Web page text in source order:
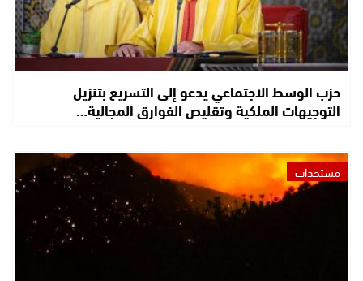
حزب الوسط الاجتماعي يدعو إلى التسريع بتنزيل
التوجيهات الملكية وتقليص الفوارق المجالية…
مستجدات